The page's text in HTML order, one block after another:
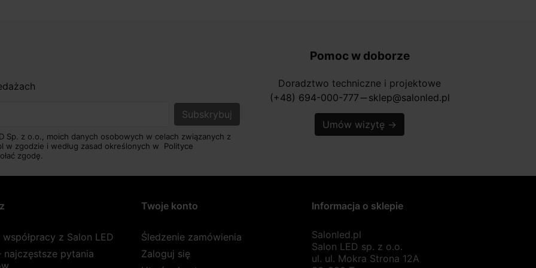
Sp. z o.o., moich danych osobowych w celach związanych z
zgodzie i według zasad określonych w Polityce
zgodę.
Pomoc w doborze
Doradztwo techniczne i projektowe
(+48) 694-000-777 horizontal_rule sklep@salonled.pl
Umów wizytę →
z Salon LED
najczęstsze pytania
Twoje konto
Śledzenie zamówienia
Zaloguj się
Informacja o sklepie
Salonled.pl
Salon LED sp. z o.o.
ul. ul. Mokra Strona 12A